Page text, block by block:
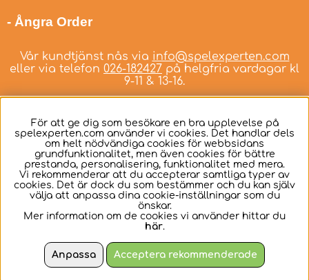
- Ångra Order
Vår kundtjänst nås via info@spelexperten.com
eller via telefon 026-182427 på helgfria vardagar kl
9-11 & 13-16.
Svenska
För att ge dig som besökare en bra upplevelse på
spelexperten.com använder vi cookies. Det handlar dels
om helt nödvändiga cookies för webbsidans
grundfunktionalitet, men även cookies för bättre
prestanda, personalisering, funktionalitet med mera.
Vi rekommenderar att du accepterar samtliga typer av
cookies. Det är dock du som bestämmer och du kan själv
välja att anpassa dina cookie-inställningar som du
önskar.
Mer information om de cookies vi använder hittar du
här.
Anpassa Acceptera rekommenderade